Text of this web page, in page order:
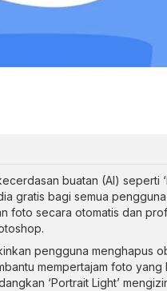
buatan (AI) seperti
gratis bagi semua
foto secara otomatis dan
pengguna menghapus
mempertajam foto
‘Portrait Light’